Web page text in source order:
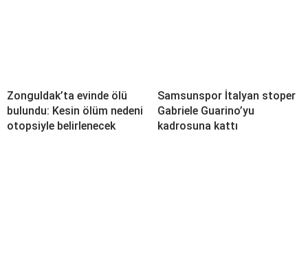
Zonguldak’ta evinde ölü
bulundu: Kesin ölüm nedeni
otopsiyle belirlenecek
Samsunspor İtalyan stoper
Gabriele Guarino’yu
kadrosuna kattı